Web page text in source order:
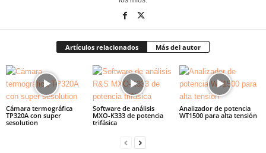
Artículos relacionados Más del autor
Cámara termográfica
TP320A con super
sesolution
Software de análisis
MXO-K333 de potencia
trifásica
Analizador de potencia
WT1500 para alta tensión